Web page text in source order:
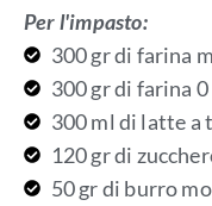
Per l'impasto:
300 gr di farina
300 gr di farina 0
300 ml di latte a
120 gr di
50 gr di burro